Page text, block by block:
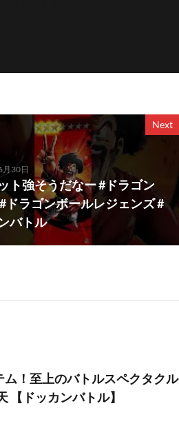
Next
30日
ト強そうだなー #ドラゴン
ドラゴンボールレジェンズ #
バトル
！至上のバトルスペクタクル
【ドッカンバトル】